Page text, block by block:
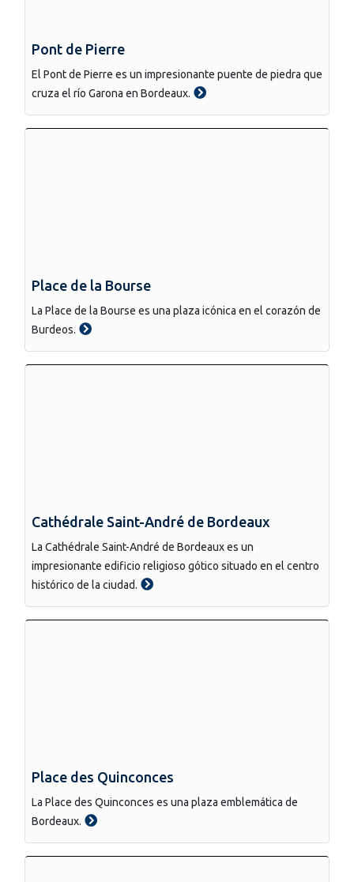
Pont de Pierre
El Pont de Pierre es un impresionante puente de piedra que
cruza el río Garona en Bordeaux.
Place de la Bourse
La Place de la Bourse es una plaza icónica en el corazón de
Burdeos.
Cathédrale Saint-André de Bordeaux
La Cathédrale Saint-André de Bordeaux es un
impresionante edificio religioso gótico situado en el centro
histórico de la ciudad.
Place des Quinconces
La Place des Quinconces es una plaza emblemática de
Bordeaux.